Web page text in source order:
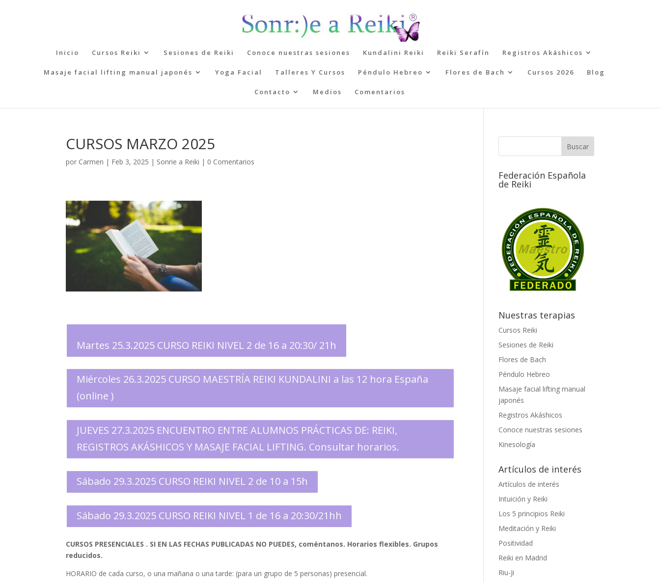
Inicio Cursos Reiki Sesiones de Reiki Conoce nuestras sesiones Kundalini Reiki Reiki Serafín Registros Akáshicos
Masaje facial lifting manual japonés Yoga Facial Talleres Y Cursos Péndulo Hebreo Flores de Bach Cursos 2026 Blog
Contacto Medios Comentarios
CURSOS MARZO 2025
por Carmen | Feb 3, 2025 | Sonrie a Reiki | 0 Comentarios
Martes 25.3.2025 CURSO REIKI NIVEL 2 de 16 a 20:30/ 21h
Miércoles 26.3.2025 CURSO MAESTRÍA REIKI KUNDALINI a las 12 hora España
(online )
JUEVES 27.3.2025 ENCUENTRO ENTRE ALUMNOS PRÁCTICAS DE: REIKI,
REGISTROS AKÁSHICOS Y MASAJE FACIAL LIFTING. Consultar horarios.
Sábado 29.3.2025 CURSO REIKI NIVEL 2 de 10 a 15h
Sábado 29.3.2025 CURSO REIKI NIVEL 1 de 16 a 20:30/21hh
CURSOS PRESENCIALES . SI EN LAS FECHAS PUBLICADAS NO PUEDES, coméntanos. Horarios flexibles. Grupos
reducidos.
HORARIO de cada curso, o una mañana o una tarde: (para un grupo de 5 personas) presencial.
Federación Española
de Reiki
Nuestras terapias
Cursos Reiki
Sesiones de Reiki
Flores de Bach
Péndulo Hebreo
Masaje facial lifting manual
japonés
Registros Akáshicos
Conoce nuestras sesiones
Kinesología
Artículos de interés
Artículos de interés
Intuición y Reiki
Los 5 principios Reiki
Meditación y Reiki
Positividad
Reiki en Madrid
Riu-Ji